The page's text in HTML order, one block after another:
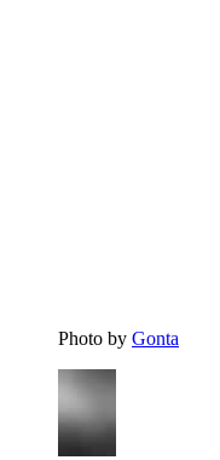
Photo by Gonta